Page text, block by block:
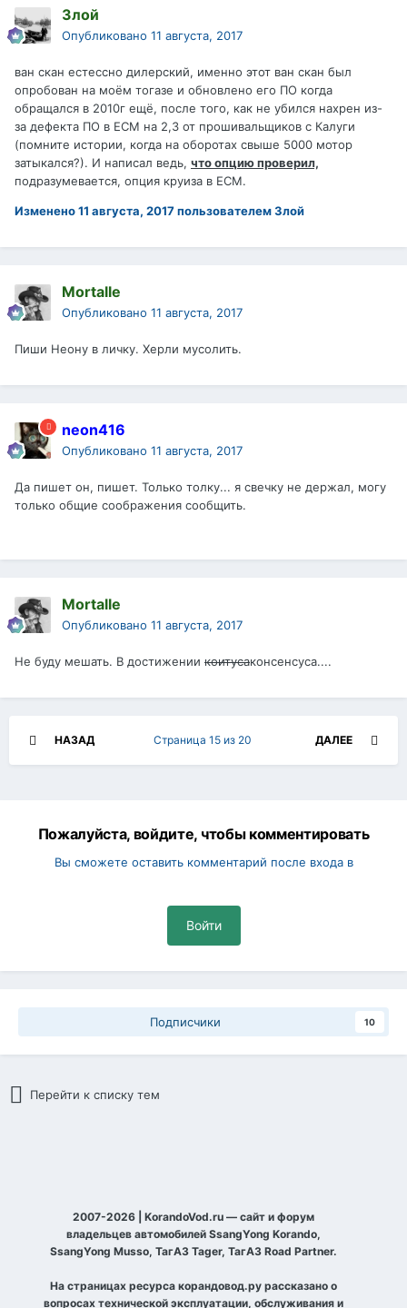
Злой
Опубликовано 11 августа, 2017
ван скан естессно дилерский, именно этот ван скан был
опробован на моём тогазе и обновлено его ПО когда
обращался в 2010г ещё, после того, как не убился нахрен из-
за дефекта ПО в ЕСМ на 2,3 от прошивальщиков с Калуги
(помните истории, когда на оборотах свыше 5000 мотор
затыкался?). И написал ведь, что опцию проверил,
подразумевается, опция круиза в ЕСМ.
Изменено11 августа, 2017пользователем Злой
Mortalle
Опубликовано 11 августа, 2017
Пиши Неону в личку. Херли мусолить.
neon416
Опубликовано 11 августа, 2017
Да пишет он, пишет. Только толку... я свечку не держал, могу
только общие соображения сообщить.
Mortalle
Опубликовано 11 августа, 2017
Не буду мешать. В достижении коитусаконсенсуса....
НАЗАД ДАЛЕЕ
Страница 15 из 20
Пожалуйста, войдите, чтобы комментировать
Вы сможете оставить комментарий после входа в
Войти
Подписчики 10
Перейти к списку тем
2007-2026 | KorandoVod.ru — сайт и форум
владельцев автомобилей SsangYong Korando,
SsangYong Musso, ТагАЗ Tager, ТагАЗ Road Partner.
На страницах ресурса корандовод.ру рассказано о
вопросах технической эксплуатации, обслуживания и